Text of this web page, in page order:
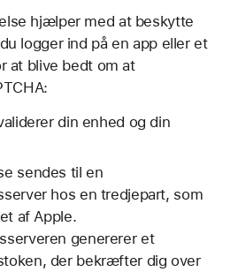
hjælper med at beskytte
logger ind på en app eller et
at blive bedt om at
din enhed og din
sendes til en
hos en tredjepart, som
af Apple.
genererer et
der bekræfter dig over